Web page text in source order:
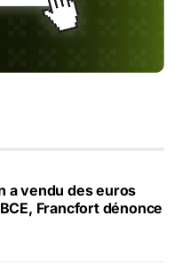
a vendu des euros
Francfort dénonce